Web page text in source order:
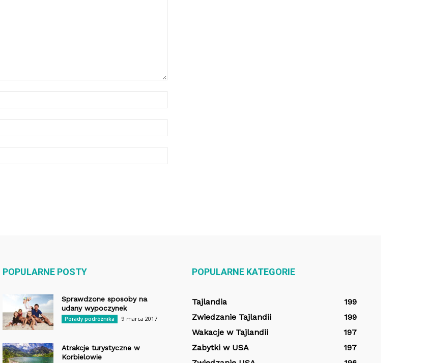
POPULARNE POSTY
Sprawdzone sposoby na
udany wypoczynek
Porady podróżnika 9 marca 2017
Atrakcje turystyczne w
Korbielowie
POPULARNE KATEGORIE
Tajlandia
199
Zwiedzanie Tajlandii
199
Wakacje w Tajlandii
197
Zabytki w USA
197